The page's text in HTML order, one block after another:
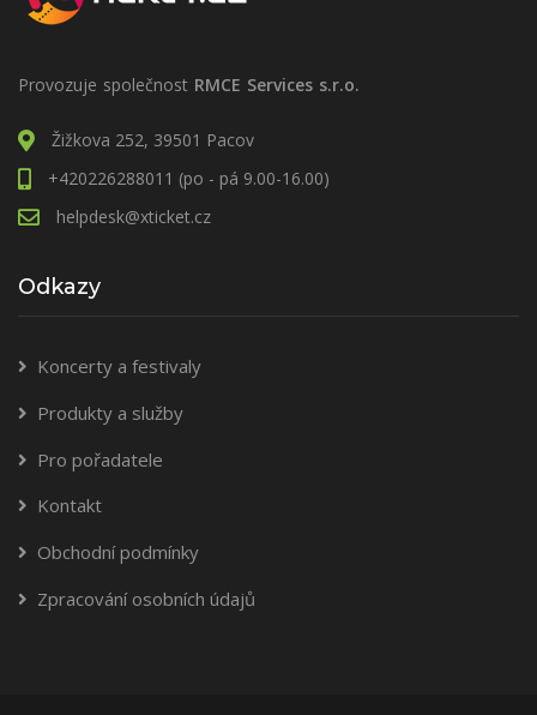
Provozuje společnost RMCE Services s.r.o.
Žižkova 252, 39501 Pacov
+420226288011 (po - pá 9.00-16.00)
helpdesk@xticket.cz
Odkazy
Koncerty a festivaly
Produkty a služby
Pro pořadatele
Kontakt
Obchodní podmínky
Zpracování osobních údajů